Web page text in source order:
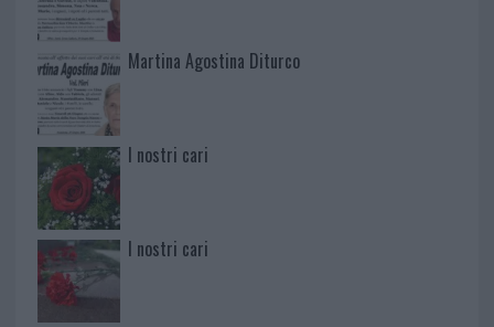
Martina Agostina Diturco
I nostri cari
I nostri cari